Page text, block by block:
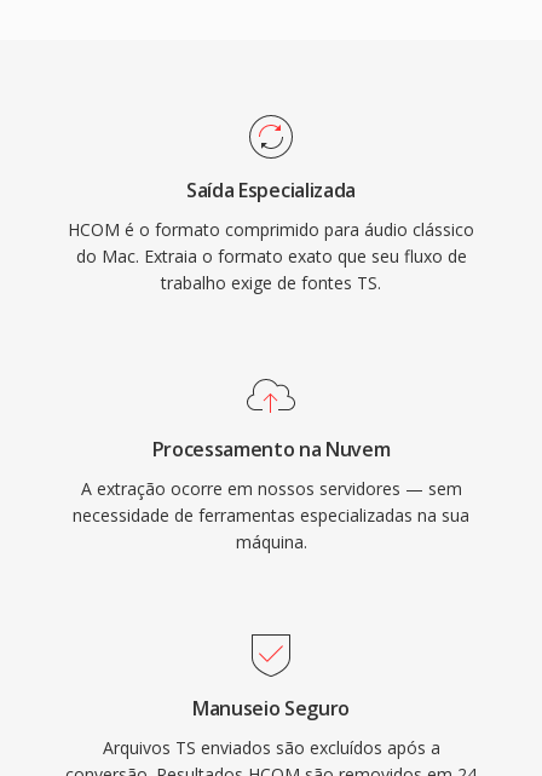
Saída Especializada
HCOM é o formato comprimido para áudio clássico
do Mac. Extraia o formato exato que seu fluxo de
trabalho exige de fontes TS.
Processamento na Nuvem
A extração ocorre em nossos servidores — sem
necessidade de ferramentas especializadas na sua
máquina.
Manuseio Seguro
Arquivos TS enviados são excluídos após a